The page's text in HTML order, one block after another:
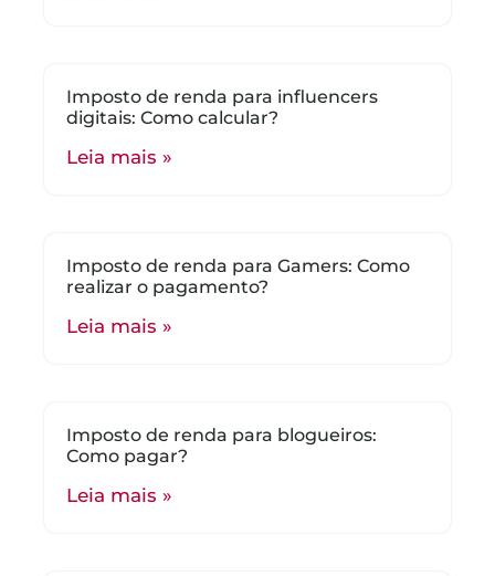
Imposto de renda para influencers
digitais: Como calcular?
Leia mais »
Imposto de renda para Gamers: Como
realizar o pagamento?
Leia mais »
Imposto de renda para blogueiros:
Como pagar?
Leia mais »